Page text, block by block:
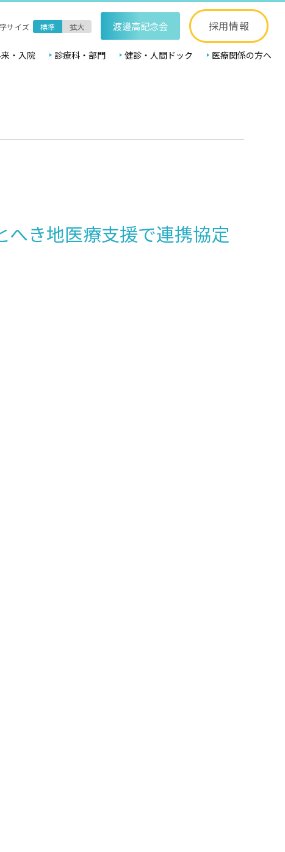
サイズ 標準 拡大 渡邊高記念会 採用情報
・入院 診療科・部門 健診・人間ドック 医療関係の方へ
き地医療支援で連携協定